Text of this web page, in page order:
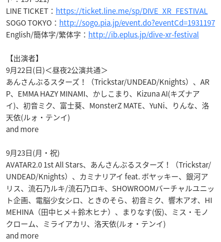
LINE TICKET： https://ticket.line.me/sp/DIVE_XR_FESTIVAL
SOGO TOKYO： http://sogo.pia.jp/event.do?eventCd=1931197
English/簡体字/繁体字： http://ib.eplus.jp/dive-xr-festival
【出演者】
9月22日(日)＜昼夜2公演共通＞
あんさんぶるスターズ！（Trickstar/UNDEAD/Knights）、AR
P、EMMA HAZY MINAMI、かしこまり、Kizuna AI(キズナア
イ)、初音ミク、富士葵、MonsterZ MATE、YuNi、りんな、洛
天依(ルォ・テンイ)
and more
9月23日(月・祝)
AVATAR2.0 1st All Stars、あんさんぶるスターズ！（Trickstar/
UNDEAD/Knights）、カミナリアイ feat. ボヤッキー、銀河ア
リス、流石乃ルキ/流石乃ロキ、SHOWROOMバーチャルユニッ
ト企画、電脳少女シロ、ときのそら、初音ミク、響木アオ、HI
MEHINA（田中ヒメ＋鈴木ヒナ）、まりなす(仮)、ミス・モノ
クローム、ミライアカリ、洛天依(ルォ・テンイ)
and more